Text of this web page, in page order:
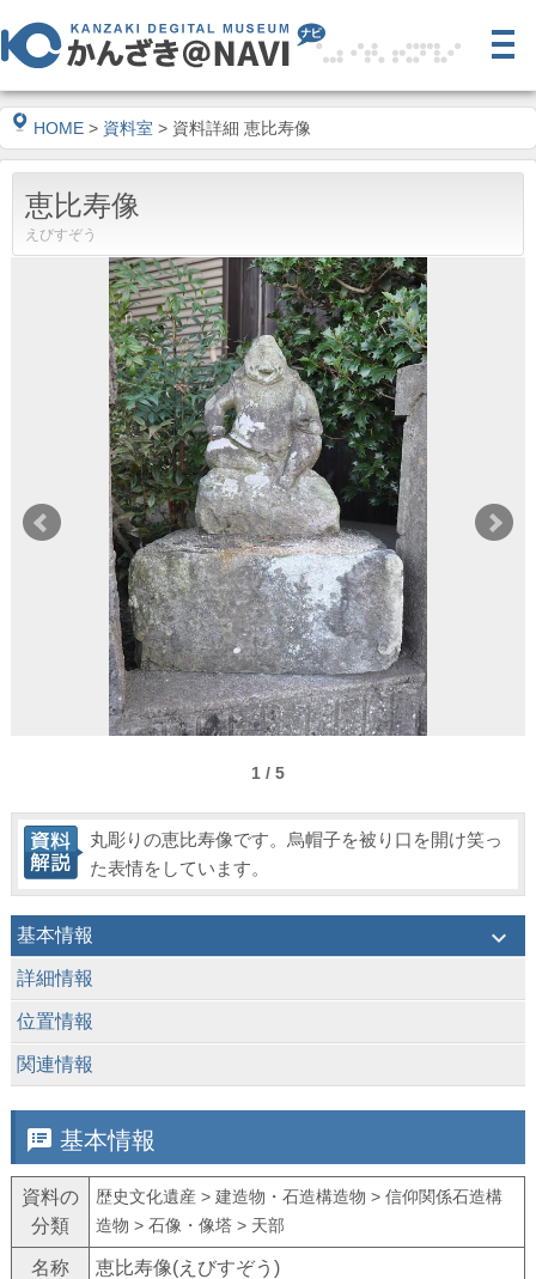
HOME > 資料室 > 資料詳細 恵比寿像
恵比寿像
えびすぞう
1 / 5
丸彫りの恵比寿像です。烏帽子を被り口を開け笑っ
た表情をしています。
基本情報 keyboard_arrow_down
詳細情報
位置情報
関連情報
speaker_notes 基本情報
資料の
分類
歴史文化遺産 > 建造物・石造構造物 > 信仰関係石造構
造物 > 石像・像塔 > 天部
名称 恵比寿像(えびすぞう)